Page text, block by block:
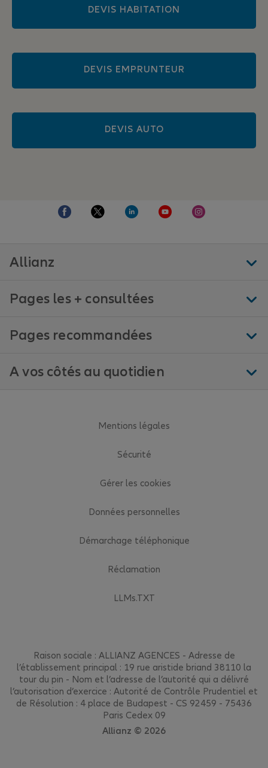
DEVIS HABITATION
DEVIS EMPRUNTEUR
DEVIS AUTO
Allianz
Pages les + consultées
Pages recommandées
A vos côtés au quotidien
Mentions légales
Sécurité
Gérer les cookies
Données personnelles
Démarchage téléphonique
Réclamation
LLMs.TXT
Allianz © 2026
Raison sociale : ALLIANZ AGENCES - Adresse de
l’établissement principal : 19 rue aristide briand 38110 la
tour du pin - Nom et l’adresse de l’autorité qui a délivré
l’autorisation d’exercice : Autorité de Contrôle Prudentiel et
de Résolution : 4 place de Budapest - CS 92459 - 75436
Paris Cedex 09